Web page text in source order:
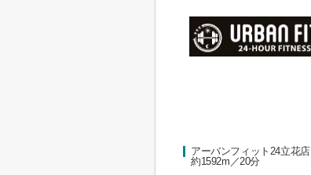
アーバンフィット24立花店
約1592m／20分